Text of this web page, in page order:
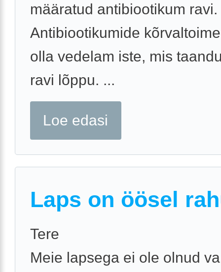
määratud antibiootikum ravi.
Antibiootikumide
olla vedelam iste, mis
ravi lõppu. ...
Loe edasi
Laps on öösel
Tere
Meie lapsega ei ole olnud